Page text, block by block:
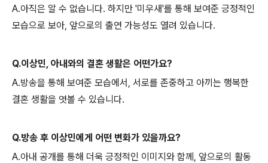
A.아직은 알 수 없습니다. 하지만 '미우새'를 통해 보여준 긍정적인
모습으로 보아, 앞으로의 출연 가능성도 열려 있습니다.
Q.이상민, 아내와의 결혼 생활은 어떤가요?
A.방송을 통해 보여준 모습에서, 서로를 존중하고 아끼는 행복한
결혼 생활을 엿볼 수 있습니다.
Q.방송 후 이상민에게 어떤 변화가 있을까요?
A.아내 공개를 통해 더욱 긍정적인 이미지와 함께, 앞으로의 활동